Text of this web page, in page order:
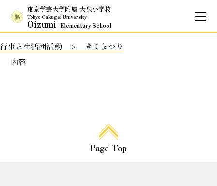
東京学芸大学附属 大泉小学校
Tokyo Gakugei University
Oizumi Elementary School
お問合せ アクセス
学校理念
行事と生活団活動
きくまつり
内容
Page Top